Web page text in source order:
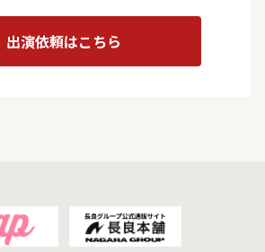
出演依頼はこちら